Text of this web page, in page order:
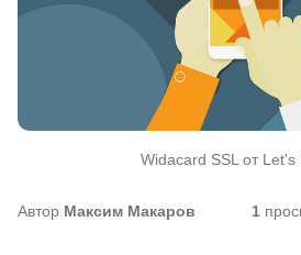
Widacard SSL от Let's
Автор Максим Макаров 1